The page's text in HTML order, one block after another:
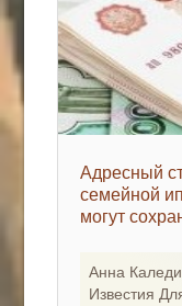
Адресный
семейной
могут
Анна
Известия